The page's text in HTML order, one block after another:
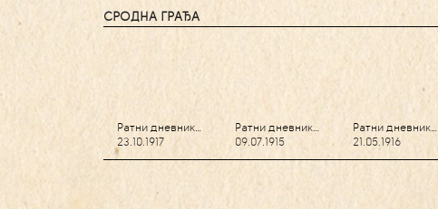
СРОДНА ГРАЂА
Ратни дневник…
23.10.1917
Ратни дневник…
09.07.1915
Ратни дневник…
21.05.1916